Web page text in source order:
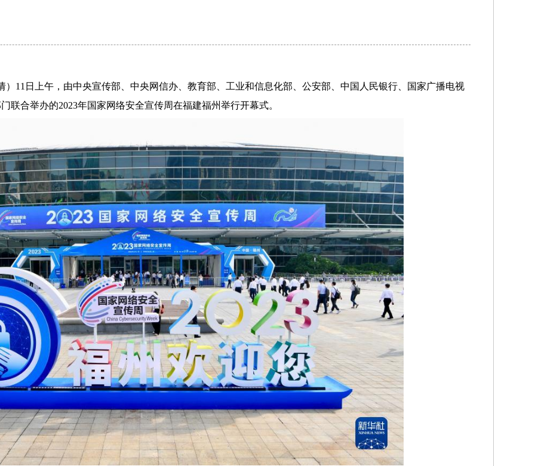
）11日上午，由中央宣传部、中央网信办、教育部、工业和信息化部、公安部、中国人民银行、国家广播电视
联合举办的2023年国家网络安全宣传周在福建福州举行开幕式。